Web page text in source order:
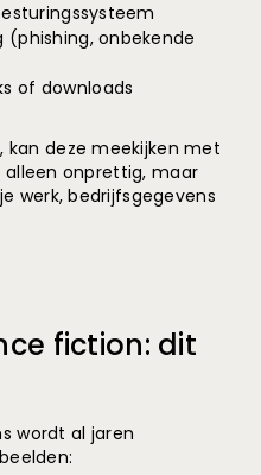
(phishing, onbekende
of downloads
kan deze meekijken met
alleen onprettig, maar
werk, bedrijfsgegevens
fiction: dit
wordt al jaren